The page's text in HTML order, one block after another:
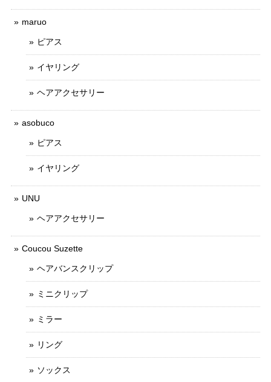
maruo
ピアス
イヤリング
ヘアアクセサリー
asobuco
ピアス
イヤリング
UNU
ヘアアクセサリー
Coucou Suzette
ヘアバンスクリップ
ミニクリップ
ミラー
リング
ソックス